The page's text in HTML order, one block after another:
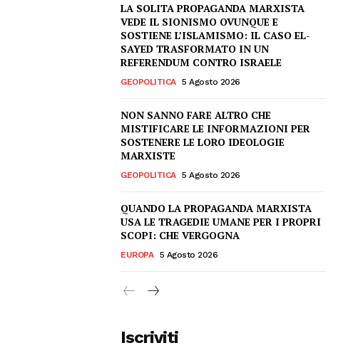
LA SOLITA PROPAGANDA MARXISTA
VEDE IL SIONISMO OVUNQUE E
SOSTIENE L’ISLAMISMO: IL CASO EL-
SAYED TRASFORMATO IN UN
REFERENDUM CONTRO ISRAELE
GEOPOLITICA 5 Agosto 2026
NON SANNO FARE ALTRO CHE
MISTIFICARE LE INFORMAZIONI PER
SOSTENERE LE LORO IDEOLOGIE
MARXISTE
GEOPOLITICA 5 Agosto 2026
QUANDO LA PROPAGANDA MARXISTA
USA LE TRAGEDIE UMANE PER I PROPRI
SCOPI: CHE VERGOGNA
EUROPA 5 Agosto 2026
Iscriviti